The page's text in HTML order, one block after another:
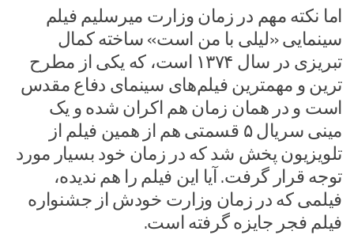
اما نکته مهم در زمان وزارت میرسلیم فیلم
سینمایی «لیلی با من است» ساخته کمال
تبریزی در سال ۱۳۷۴ است، که یکی از مطرح
ترین و مهمترین فیلم‌های سینمای دفاع مقدس
است و در همان زمان هم اکران شده و یک
مینی سریال ۵ قسمتی هم از همین فیلم از
تلویزیون پخش شد که در زمان خود بسیار مورد
توجه قرار گرفت. آیا این فیلم را هم ندیده،
فیلمی که در زمان وزارت خودش از جشنواره
فیلم فجر جایزه گرفته است.